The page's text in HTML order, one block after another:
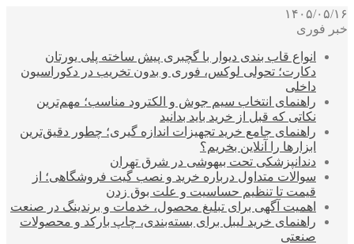
۱۴۰۵/۰۵/۱۶
خبر فوری
انواع قاب بندی دیوار با گچبری پیش ساخته پلی یورتان
دکارت؛ تحولی لوکس، فوری و بدون تخریب در دکوراسیون
داخلی
راهنمای انتخاب سیم جوش و الکترود مناسب؛ مهم‌ترین
نکاتی که قبل از خرید باید بدانید
راهنمای جامع خرید تجهیزات اندازه گیری؛ چطور دقیق‌ترین
ابزارها را آنلاین بخریم؟
دندانپزشکی تحت بیهوشی در شرق تهران
سوالات متداول درباره خرید و نصب گیت فروشگاهی؛ از
قیمت تا تنظیم حساسیت و علت بوق زدن
اهمیت آگهی برای تبلیغ محصول، خدمات و برندینگ در صنعت
راهنمای خرید لیبل برای بسته‌بندی، چاپ بارکد و محصولات
صنعتی